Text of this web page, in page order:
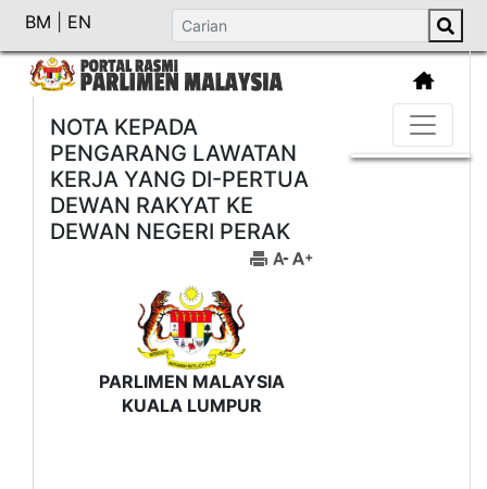
BM EN
NOTA KEPADA
PENGARANG LAWATAN
KERJA YANG DI-PERTUA
DEWAN RAKYAT KE
DEWAN NEGERI PERAK
PARLIMEN MALAYSIA
KUALA LUMPUR